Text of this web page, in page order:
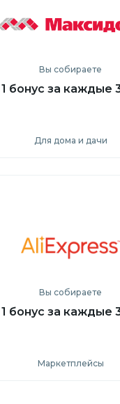
Вы собираете
1 бонус за каждые
Для дома и дачи
Перейти на сайт
Вы собираете
1 бонус за каждые
Маркетплейсы